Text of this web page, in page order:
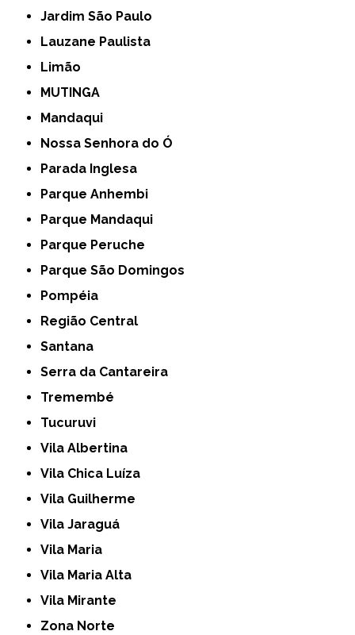
Jardim São Paulo
Lauzane Paulista
Limão
MUTINGA
Mandaqui
Nossa Senhora do Ó
Parada Inglesa
Parque Anhembi
Parque Mandaqui
Parque Peruche
Parque São Domingos
Pompéia
Região Central
Santana
Serra da Cantareira
Tremembé
Tucuruvi
Vila Albertina
Vila Chica Luíza
Vila Guilherme
Vila Jaraguá
Vila Maria
Vila Maria Alta
Vila Mirante
Zona Norte